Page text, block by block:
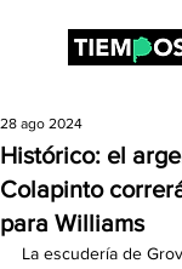
Histórico: el
Colapinto
para Williams
28 ago 2024
La escudería de